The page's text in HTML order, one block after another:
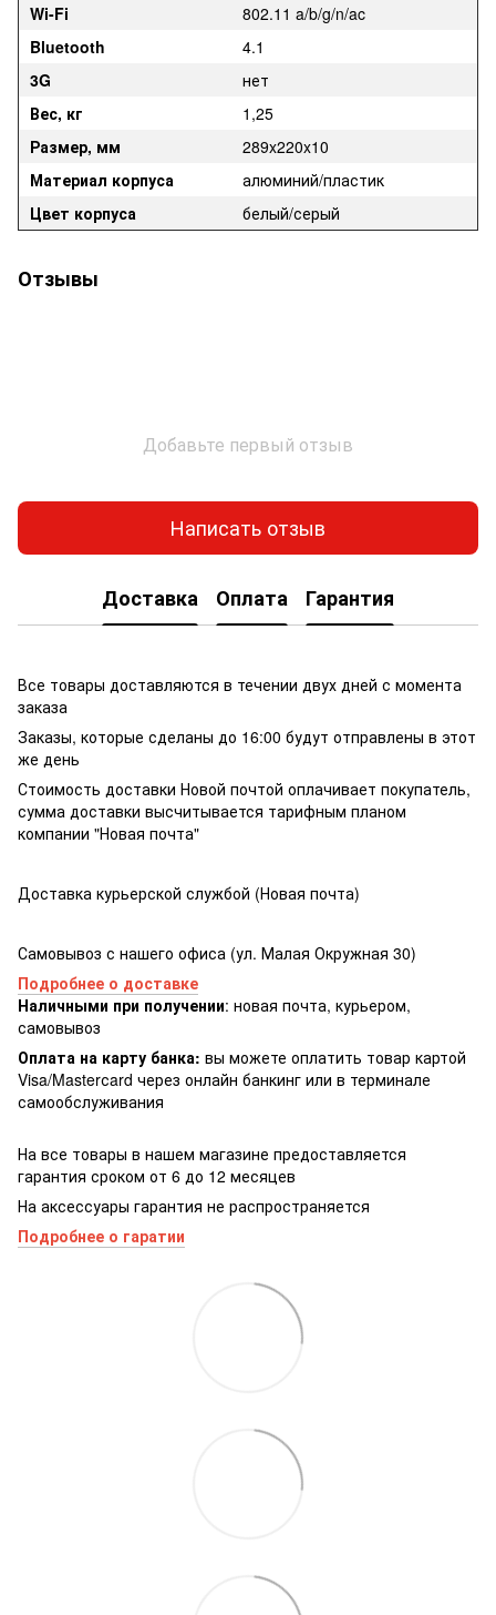
Wi-Fi
802.11 a/b/g/n/ac
Bluetooth
4.1
3G
нет
Вес, кг
1,25
Размер, мм
289x220x10
Материал корпуса
алюминий/пластик
Цвет корпуса
белый/серый
Отзывы
Добавьте первый отзыв
Написать отзыв
Доставка Оплата Гарантия
Все товары доставляются в течении двух дней с момента
заказа
Заказы, которые сделаны до 16:00 будут отправлены в этот
же день
Стоимость доставки Новой почтой оплачивает покупатель,
сумма доставки высчитывается тарифным планом
компании "Новая почта"
Доставка курьерской службой (Новая почта)
Самовывоз с нашего офиса (ул. Малая Окружная 30)
Подробнее о доставке
Наличными при получении: новая почта, курьером,
самовывоз
Оплата на карту банка: вы можете оплатить товар картой
Visa/Masterсard через онлайн банкинг или в терминале
самообслуживания
На все товары в нашем магазине предоставляется
гарантия сроком от 6 до 12 месяцев
На аксессуары гарантия не распространяется
Подробнее о гаратии